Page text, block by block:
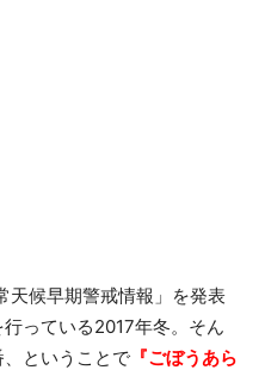
天候早期警戒情報」を発表
っている2017年冬。そん
ということで 『ごぼうあら